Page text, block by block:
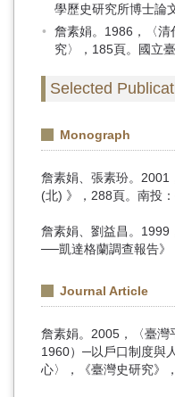
學歷史研究所博士論
詹素娟。1986，〈清
究〉，185頁。國立
Selected
Monograph
詹素娟、張素玢。2001
(北) 》，288頁。南投：
詹素娟、劉益昌。1999
──凱達格蘭調查報告》
Journal Article
詹素娟。2005，〈臺灣
1960）─以戶口制度與
心〉，《臺灣史研究》